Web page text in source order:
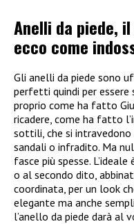
Anelli da piede,
ecco come
Gli anelli da piede sono
perfetti quindi per
proprio come ha fatto
ricadere, come ha fatto
sottili, che si intravedono
sandali o infradito. Ma
fasce più spesse.
o al secondo dito,
coordinata, per un look
elegante ma anche
l’anello da piede darà al